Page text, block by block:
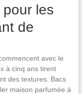
les
de
avec le
à cinq ans tirent
des textures. Bacs
maison parfumée à